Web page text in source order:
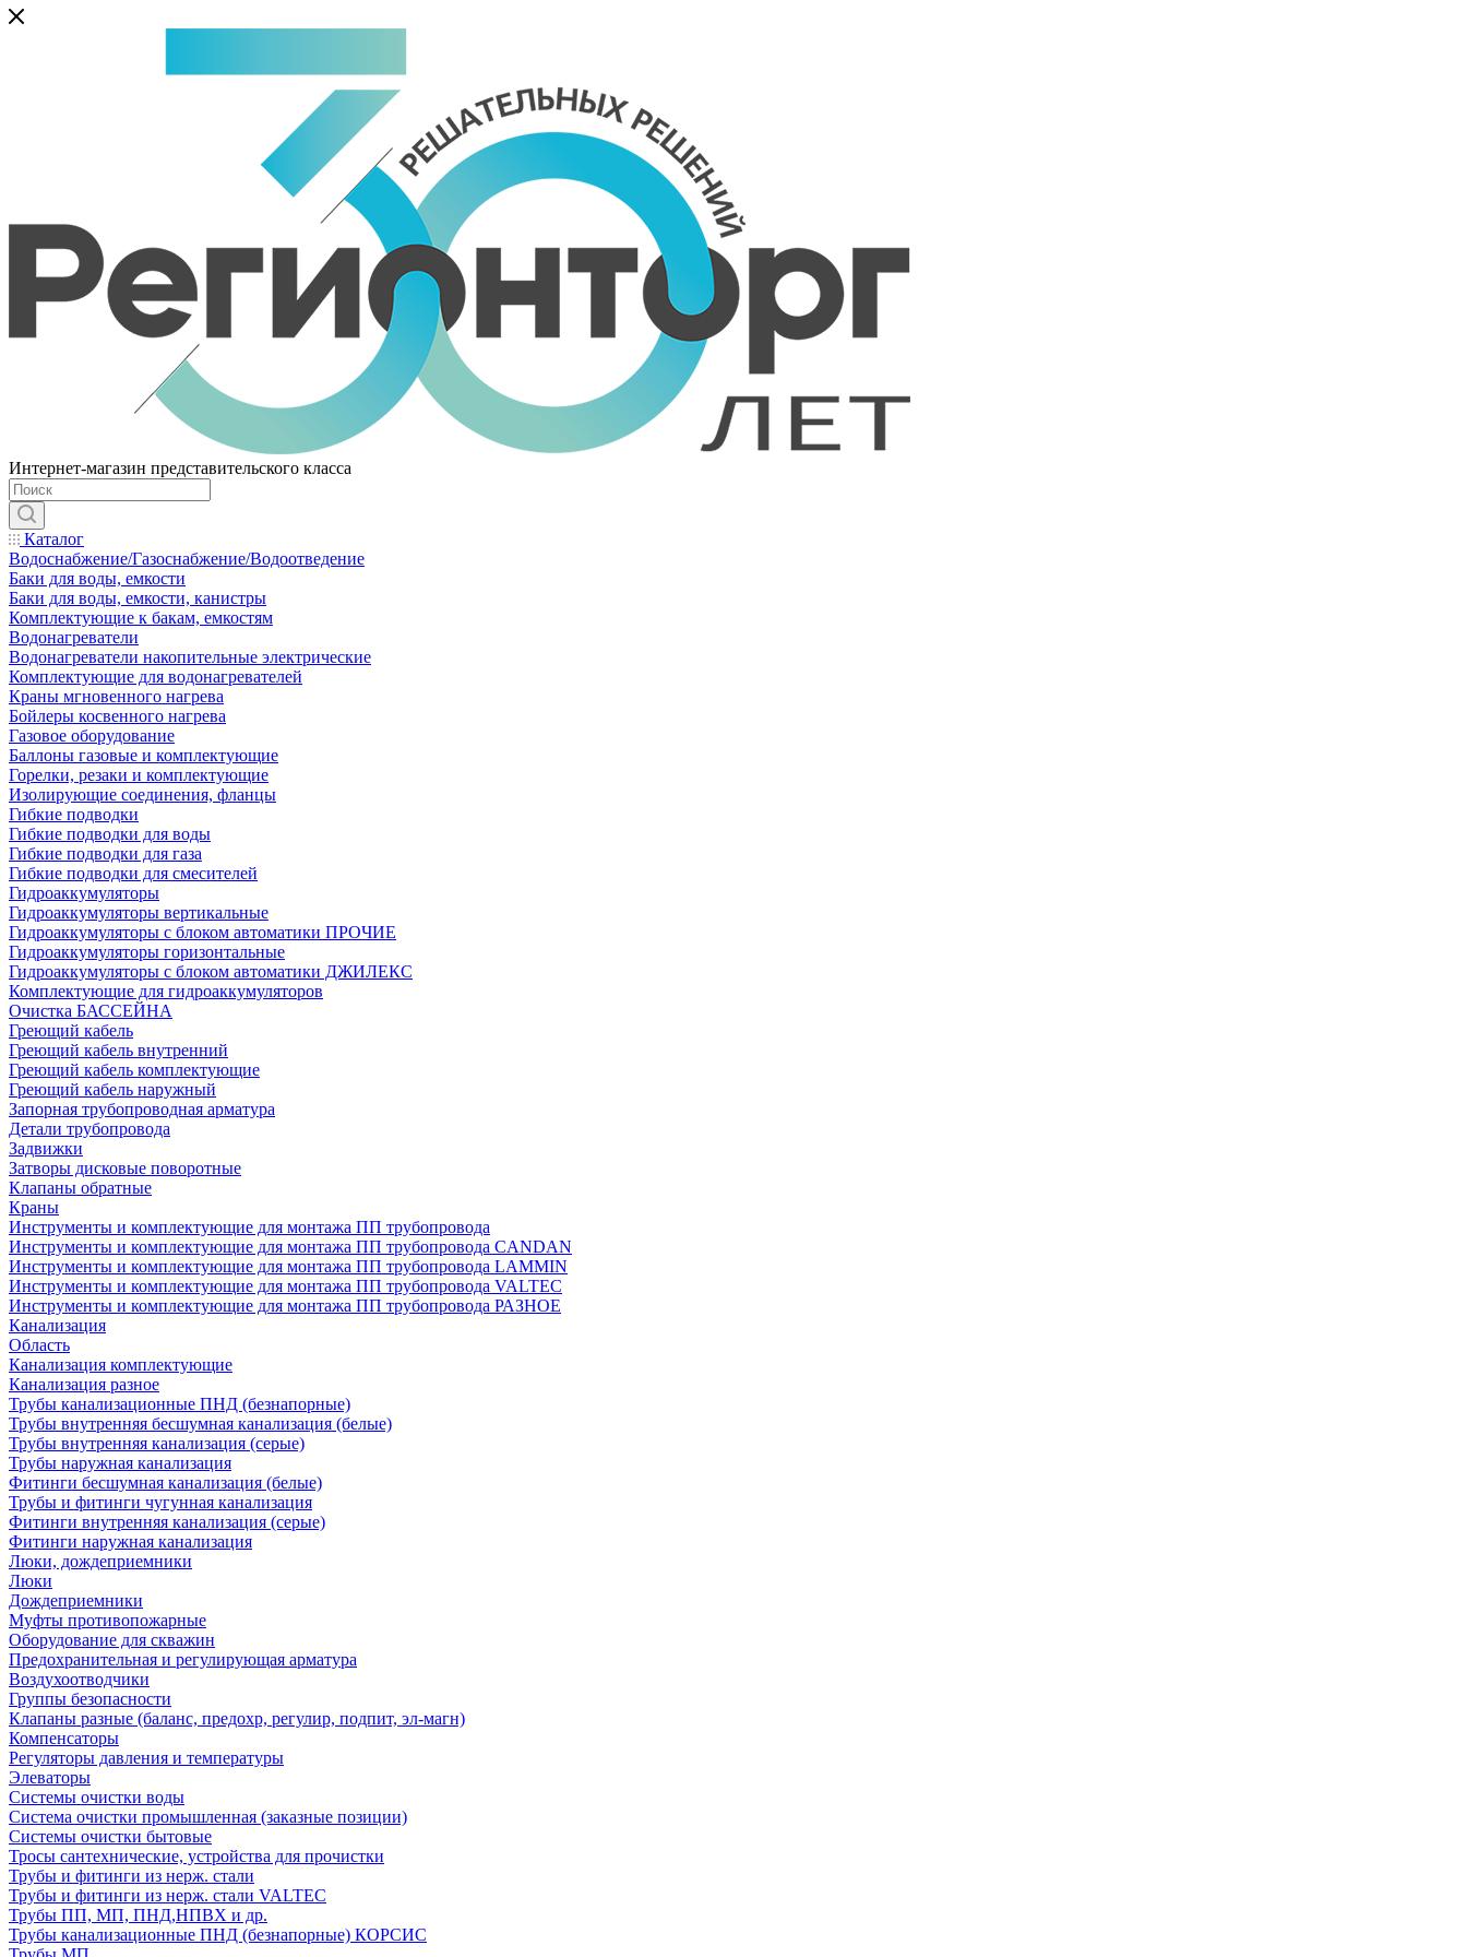
Интернет-магазин представительского класса
Каталог
Водоснабжение/Газоснабжение/Водоотведение
Баки для воды, емкости
Баки для воды, емкости, канистры
Комплектующие к бакам, емкостям
Водонагреватели
Водонагреватели накопительные электрические
Комплектующие для водонагревателей
Краны мгновенного нагрева
Бойлеры косвенного нагрева
Газовое оборудование
Баллоны газовые и комплектующие
Горелки, резаки и комплектующие
Изолирующие соединения, фланцы
Гибкие подводки
Гибкие подводки для воды
Гибкие подводки для газа
Гибкие подводки для смесителей
Гидроаккумуляторы
Гидроаккумуляторы вертикальные
Гидроаккумуляторы с блоком автоматики ПРОЧИЕ
Гидроаккумуляторы горизонтальные
Гидроаккумуляторы с блоком автоматики ДЖИЛЕКС
Комплектующие для гидроаккумуляторов
Очистка БАССЕЙНА
Греющий кабель
Греющий кабель внутренний
Греющий кабель комплектующие
Греющий кабель наружный
Запорная трубопроводная арматура
Детали трубопровода
Задвижки
Затворы дисковые поворотные
Клапаны обратные
Краны
Инструменты и комплектующие для монтажа ПП трубопровода
Инструменты и комплектующие для монтажа ПП трубопровода CANDAN
Инструменты и комплектующие для монтажа ПП трубопровода LAMMIN
Инструменты и комплектующие для монтажа ПП трубопровода VALTEC
Инструменты и комплектующие для монтажа ПП трубопровода РАЗНОЕ
Канализация
Область
Канализация комплектующие
Канализация разное
Трубы канализационные ПНД (безнапорные)
Трубы внутренняя бесшумная канализация (белые)
Трубы внутренняя канализация (серые)
Трубы наружная канализация
Фитинги бесшумная канализация (белые)
Трубы и фитинги чугунная канализация
Фитинги внутренняя канализация (серые)
Фитинги наружная канализация
Люки, дождеприемники
Люки
Дождеприемники
Муфты противопожарные
Оборудование для скважин
Предохранительная и регулирующая арматура
Воздухоотводчики
Группы безопасности
Клапаны разные (баланс, предохр, регулир, подпит, эл-магн)
Компенсаторы
Регуляторы давления и температуры
Элеваторы
Системы очистки воды
Система очистки промышленная (заказные позиции)
Системы очистки бытовые
Тросы сантехнические, устройства для прочистки
Трубы и фитинги из нерж. стали
Трубы и фитинги из нерж. стали VALTEC
Трубы ПП, МП, ПНД,НПВХ и др.
Трубы канализационные ПНД (безнапорные) КОРСИС